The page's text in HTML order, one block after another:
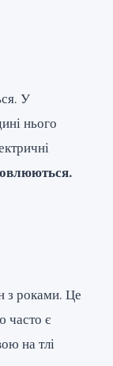
У
нього
з роками. Це
часто є
на тлі